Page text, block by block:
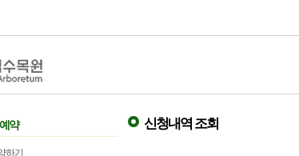
약
하기
신청내역 조회